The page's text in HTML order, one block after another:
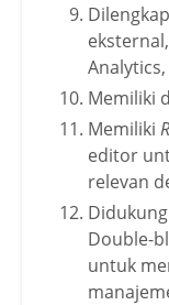
Memiliki
Memiliki
editor
relevan
Double-
untuk